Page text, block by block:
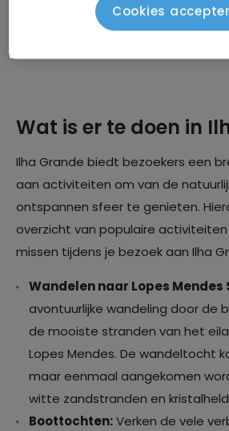
Wat is er te doen in
Ilha Grande biedt bezoekers een
aan activiteiten om van de
ontspannen sfeer te genieten.
overzicht van populaire
missen tijdens je bezoek aan Ilha
Wandelen naar Lopes Mendes
avontuurlijke wandeling door de
de mooiste stranden van het
Lopes Mendes. De wandeltocht
maar eenmaal aangekomen
witte zandstranden en
Boottochten:Verken de vele
Cookies